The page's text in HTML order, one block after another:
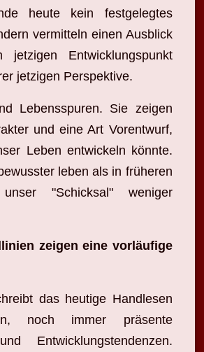
heute kein festgelegtes
vermitteln einen Ausblick
jetzigen Entwicklungspunkt
jetzigen Perspektive.
Lebensspuren. Sie zeigen
und eine Art Vorentwurf,
Leben entwickeln könnte.
leben als in früheren
"Schicksal" weniger
zeigen eine vorläufige
das heutige Handlesen
noch immer präsente
Entwicklungstendenzen.